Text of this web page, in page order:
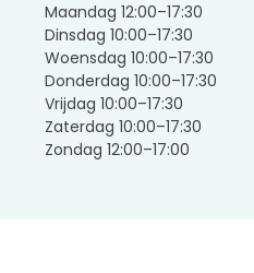
Maandag 12:00–17:30
Dinsdag 10:00–17:30
Woensdag 10:00–17:30
Donderdag 10:00–17:30
Vrijdag 10:00–17:30
Zaterdag 10:00–17:30
Zondag 12:00–17:00